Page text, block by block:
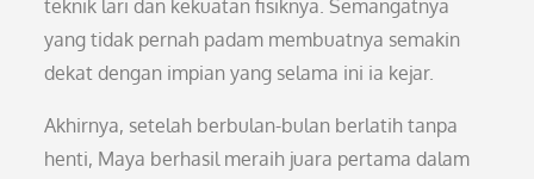
teknik lari dan kekuatan fisiknya. Semangatnya
yang tidak pernah padam membuatnya semakin
dekat dengan impian yang selama ini ia kejar.
Akhirnya, setelah berbulan-bulan berlatih tanpa
henti, Maya berhasil meraih juara pertama dalam